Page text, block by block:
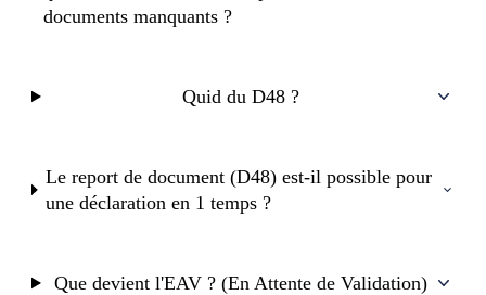
documents manquants ?
Quid du D48 ?
Le report de document (D48) est-il possible pour
une déclaration en 1 temps ?
Que devient l'EAV ? (En Attente de Validation)